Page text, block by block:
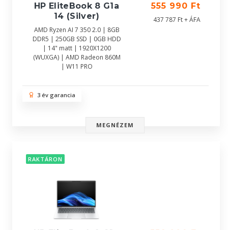
HP EliteBook 8 G1a
14 (Silver)
AMD Ryzen AI 7 350 2.0 | 8GB
DDR5 | 250GB SSD | 0GB HDD
| 14" matt | 1920X1200
(WUXGA) | AMD Radeon 860M
| W11 PRO
555 990 Ft
437 787 Ft + ÁFA
3 év garancia
MEGNÉZEM
RAKTÁRON